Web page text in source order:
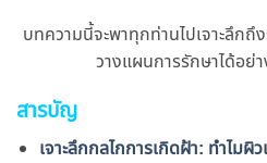
บทความนี้จะพาทุกท่านไปเจาะลึก
วางแผนการรักษาได้อย่
สารบัญ
เจาะลึกกลไกการเกิดฝ้า: ทำไมผิ